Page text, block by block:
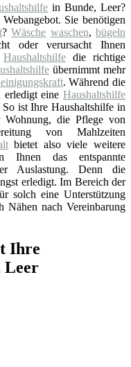
in Bunde, Leer?
Sie benötigen
?Wäsche waschen,bügeln
oder verursacht Ihnen
Haushaltshilfe die richtige
übernimmt mehr
. Während die
erledigt eine Haushaltshilfe
ist Ihre Haushaltshilfe in
die Pflege von
von Mahlzeiten
bietet also viele weitere
Ihnen das entspannte
Auslastung. Denn die
erledigt. Im Bereich der
solch eine Unterstützung
Nähen nach Vereinbarung
Ihre
Leer